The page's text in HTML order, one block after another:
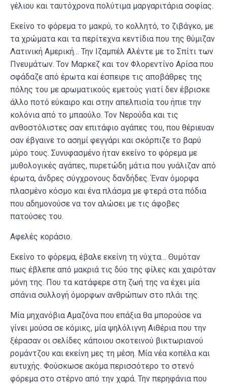
γέλιου και ταυτόχρονα πολύτιμα μαργαριτάρια σοφίας.
Εκείνο το φόρεμα το μακρύ, το κολλητό, το ζιβάγκο, με
τα χρώματα και τα περίτεχνα κεντίδια που της θύμιζαν
Λατινική Αμερική… Την Ιζαμπέλ Αλέντε με το Σπίτι των
Πνευμάτων. Τον Μαρκεζ και τον Φλορεντίνο Αρίσα που
σφάδαζε από έρωτα καi έσπειρε τις αποβάθρες της
πόλης του με αρωματικούς εμετούς γιατί δεν έβρισκε
άλλο ποτό εύκαιρο και στην απελπισία του ήπιε την
κολόνια από το μπαούλο. Τον Νερούδα και τις
ανθοστόλιστες σαν επιτάφιο αγάπες του, που θέριευαν
σαν έβγαινε το ασημί φεγγάρι και σκόρπιζε το βαρύ
μύρο τους. Συνυφασμένο ήταν εκείνο το φόρεμα με
μυθολογικές αγάπες, πυρετώδη μάτια που γυάλιζαν από
έρωτα, άνδρες σύγχρονους δανδήδες. Έναν όμορφα
πλασμένο κόσμο και ένα πλάσμα με φτερά στα πόδια
που αδημονούσε να τον αλώσει με τις άφοβες
πατούσες του.
Αφελές κοράσιο.
Εκείνο το φόρεμα, έβαλε εκείνη τη νύχτα… Θυμόταν
πως έβλεπε από μακριά τις δύο της φίλες και χαιρόταν
μόνη της. Που τα κατάφερε στη ζωή της να έχει μία
σπάνια συλλογή όμορφων ανθρώπων στο πλάι της.
Μία μηχανόβια Αμαζόνα που επάξια θα μπορούσε να
γίνει μούσα σε κόμικς, μία ψηλόλιγνη Αιθέρια που την
ξέρασαν οι σελίδες κάποιου σκοτεινού βικτωριανού
ρομάντζου και εκείνη μες τη μέση. Μία νέα κοπέλα και
ευτυχής. Φούσκωσε ακόμα περισσότερο το στενό
φόρεμα στο στέρνο από την χαρά. Την περηφάνια που